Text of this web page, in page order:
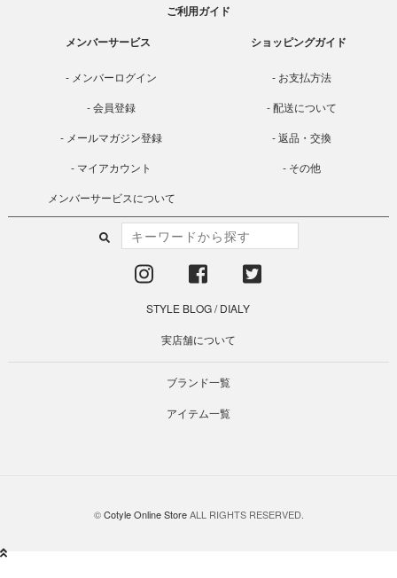
ご利用ガイド
メンバーサービス
メンバーログイン
会員登録
メールマガジン登録
マイアカウント
メンバーサービスについて
ショッピングガイド
お支払方法
配送について
返品・交換
その他
STYLE BLOG/DIALY
実店舗について
ブランド一覧
アイテム一覧
©Cotyle Online StoreALL RIGHTS RESERVED.